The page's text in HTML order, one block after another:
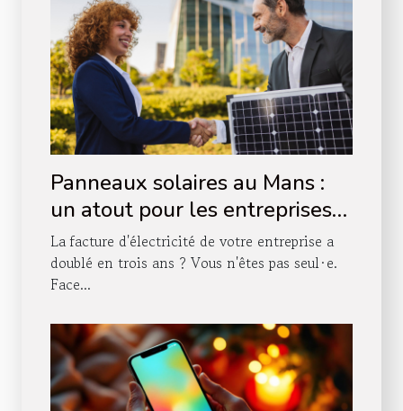
Panneaux solaires au Mans :
un atout pour les entreprises
locales ?
La facture d'électricité de votre entreprise a
doublé en trois ans ? Vous n'êtes pas seul·e.
Face...